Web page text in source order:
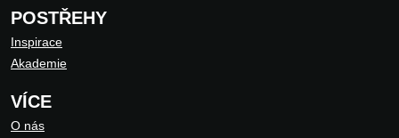
POSTŘEHY
Inspirace
Akademie
VÍCE
O nás